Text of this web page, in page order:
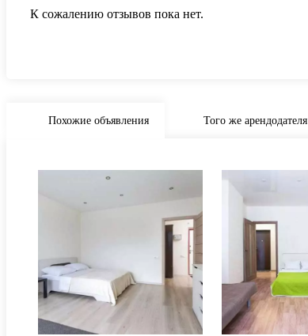
К сожалению отзывов пока нет.
Похожие объявления Того же арендодателя